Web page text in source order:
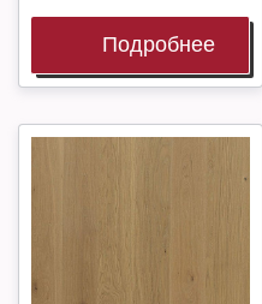
Подробнее